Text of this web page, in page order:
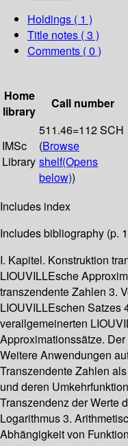
Holdings ( 1 )
Title notes ( 3 )
Comments ( 0 )
Home
library
Call number
IMSc
Library
511.46=112 SCH
(Browse
shelf(Opens
below))
Includes index
Includes bibliography (p.
I. Kapitel. Konstruktion
LIOUVILLEsche
transzendente Zahlen 3.
LIOUVILLEschen Satzes
verallgemeinerten
Approximationssätze.
Weitere Anwendungen
Transzendente Zahlen
und deren
Transzendenz der Werte
Logarithmus 3.
Abhängigkeit von